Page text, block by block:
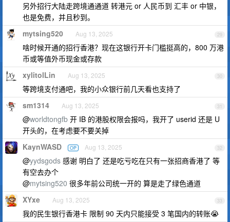
另外招行大陆走跨境通通道 转港元 or 人民币到 汇丰 or 中银，
也是免费，并且秒到。
29
mytsing520 Aug 13, 2025
啥时候开通的招行香港？现在这银行开卡门槛挺高的，800 万港
币或等值外币现金或存款
30
xylitolLin Aug 13, 2025
等跨境支付通吧，我的小众银行前几天看也支持了
31
sm1314 Aug 13, 2025
@worldtongfb 开 IB 的港股权限会报吗，我开了 userid 还是 U
开头的，在考虑要不要关掉
32
KaynWASD OP Aug 13, 2025
@yydsgods 感谢 明白了 还是吃亏吃在只有一张招商香港了 等
有空去办个
@mytsing520 很多年前公司统一开的 算是走了绿色通道
33
XYxe Aug 13, 2025
我的民生银行香港卡 限制 90 天内只能接受 3 笔国内的转账😭